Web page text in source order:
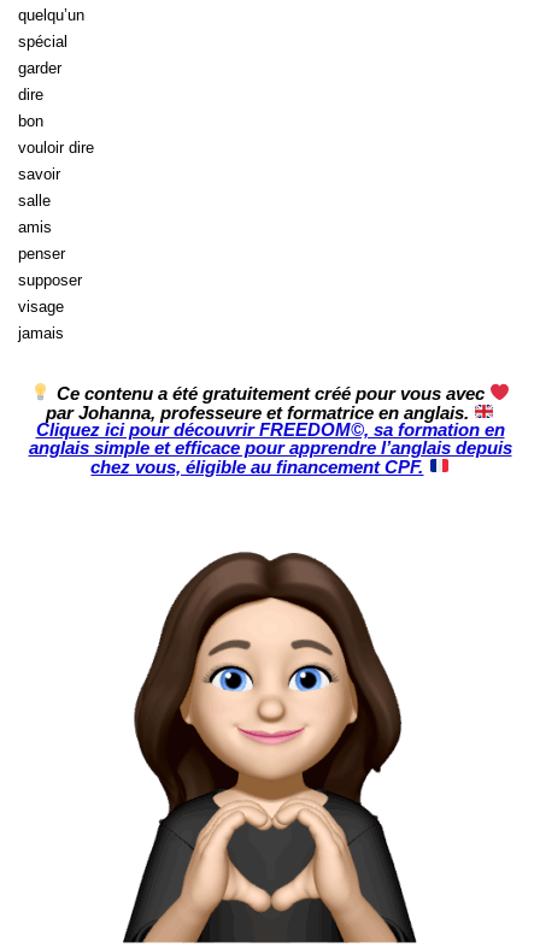
quelqu’un
spécial
garder
dire
bon
vouloir dire
savoir
salle
amis
penser
supposer
visage
jamais
Ce contenu a été gratuitement créé pour vous avec
par Johanna, professeure et formatrice en anglais.
Cliquez ici pour découvrir FREEDOM©, sa formation en
anglais simple et efficace pour apprendre l’anglais depuis
chez vous, éligible au financement CPF.